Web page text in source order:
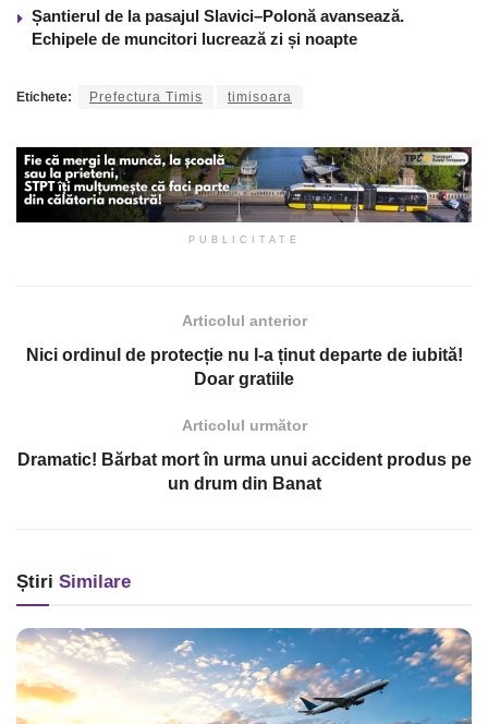
Șantierul de la pasajul Slavici–Polonă avansează.
Echipele de muncitori lucrează zi și noapte
Etichete: Prefectura Timis timisoara
PUBLICITATE
Articolul anterior
Nici ordinul de protecție nu l-a ținut departe de iubită!
Doar gratiile
Articolul următor
Dramatic! Bărbat mort în urma unui accident produs pe
un drum din Banat
Știri Similare